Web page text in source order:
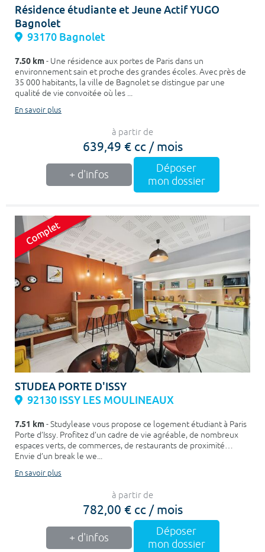
Résidence étudiante et Jeune Actif YUGO
Bagnolet
93170 Bagnolet
7.50 km- Une résidence aux portes de Paris dans un
environnement sain et proche des grandes écoles. Avec près de
35 000 habitants, la ville de Bagnolet se distingue par une
qualité de vie convoitée où les ...
En savoir plus
à partir de
639,49 € cc / mois
+ d'infos
Déposer
mon dossier
STUDEA PORTE D'ISSY
92130 ISSY LES MOULINEAUX
7.51 km- Studylease vous propose ce logement étudiant à Paris
Porte d’Issy. Profitez d’un cadre de vie agréable, de nombreux
espaces verts, de commerces, de restaurants de proximité…
Envie d’un break le we...
En savoir plus
à partir de
782,00 € cc / mois
+ d'infos
Déposer
mon dossier